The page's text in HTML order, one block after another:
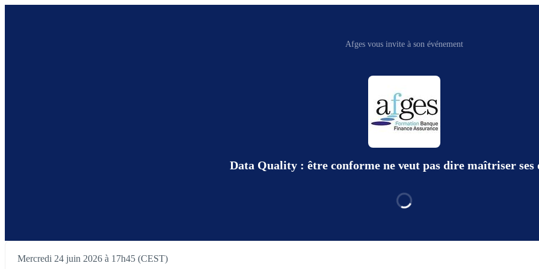
Afges vous invite à son événement
Data Quality : être conforme ne veut pas dire maîtriser ses
Mercredi 24 juin 2026 à 17h45 (CEST)